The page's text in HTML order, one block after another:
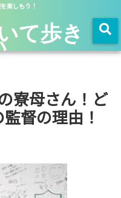
楽しもう！
て歩き
寮母さん！ど
督の理由！